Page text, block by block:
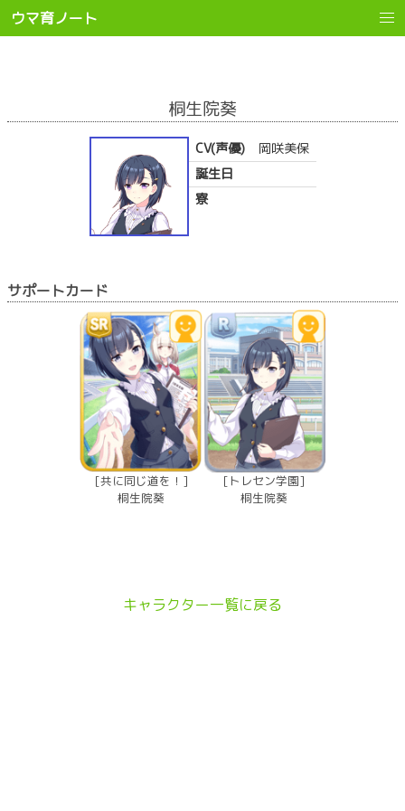
ウマ育ノート
桐生院葵
CV(声優)
岡咲美保
誕生日
寮
サポートカード
[共に同じ道を！]
桐生院葵
[トレセン学園]
桐生院葵
キャラクター一覧に戻る